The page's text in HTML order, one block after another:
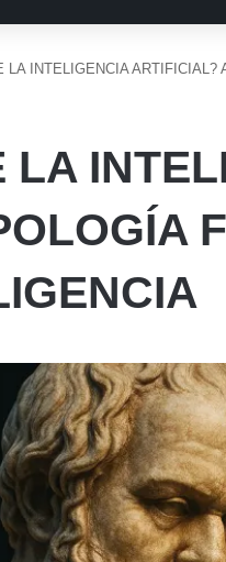
LA INTELIGENCIA ARTIFICIAL?
LA